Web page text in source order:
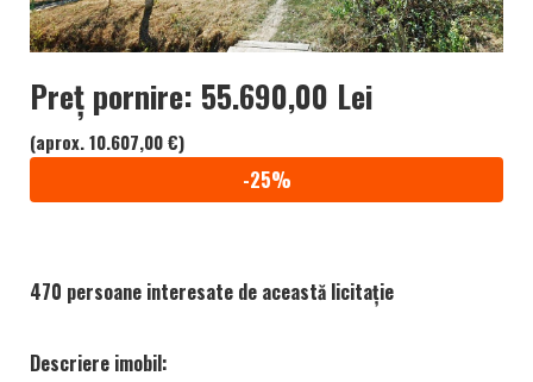
Preț pornire: 55.690,00 Lei
(aprox. 10.607,00 €)
-25%
470 persoane interesate de această licitație
Descriere imobil: